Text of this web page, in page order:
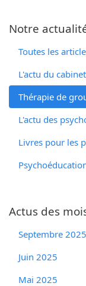
Notre
Toutes les
L'actu du
Thérapie de
L'actu des
Livres pour les
Actus des
Septembre 2025
Juin 2025
Mai 2025